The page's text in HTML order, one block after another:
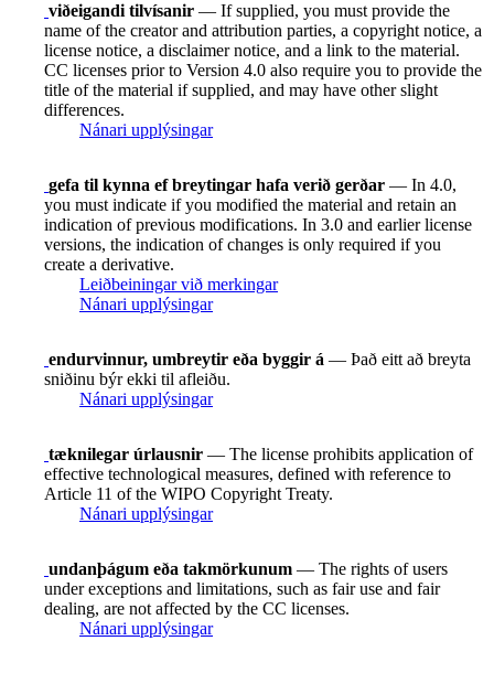
viðeigandi tilvísanir — If supplied, you must provide the
name of the creator and attribution parties, a copyright notice, a
license notice, a disclaimer notice, and a link to the material.
CC licenses prior to Version 4.0 also require you to provide the
title of the material if supplied, and may have other slight
differences.
Nánari upplýsingar
gefa til kynna ef breytingar hafa verið gerðar — In 4.0,
you must indicate if you modified the material and retain an
indication of previous modifications. In 3.0 and earlier license
versions, the indication of changes is only required if you
create a derivative.
Leiðbeiningar við merkingar
Nánari upplýsingar
endurvinnur, umbreytir eða byggir á — Það eitt að breyta
sniðinu býr ekki til afleiðu.
Nánari upplýsingar
tæknilegar úrlausnir — The license prohibits application of
effective technological measures, defined with reference to
Article 11 of the WIPO Copyright Treaty.
Nánari upplýsingar
undanþágum eða takmörkunum — The rights of users
under exceptions and limitations, such as fair use and fair
dealing, are not affected by the CC licenses.
Nánari upplýsingar